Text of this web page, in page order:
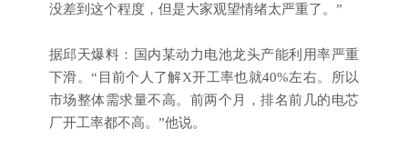
没差到这个程度，但是大家观望情绪太严重了。”
据邱天爆料：国内某动力电池龙头产能利用率严重
下滑。“目前个人了解X开工率也就40%左右。所以
市场整体需求量不高。前两个月，排名前几的电芯
厂开工率都不高。”他说。